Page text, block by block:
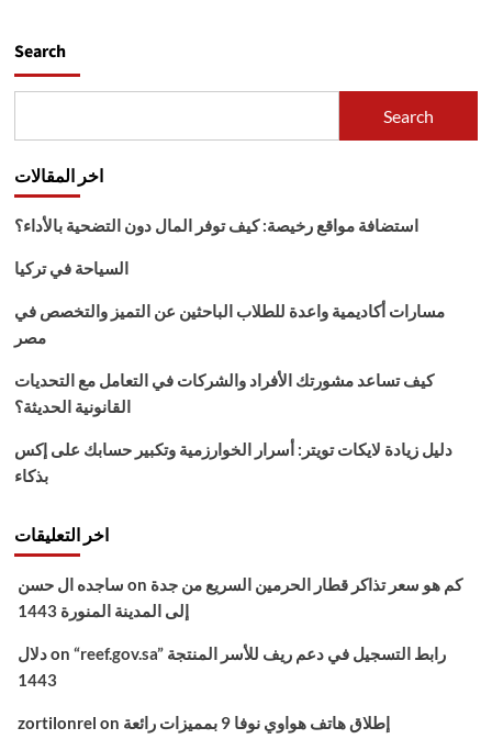
Search
Search
اخر المقالات
استضافة مواقع رخيصة: كيف توفر المال دون التضحية بالأداء؟
السياحة في تركيا
مسارات أكاديمية واعدة للطلاب الباحثين عن التميز والتخصص في
مصر
كيف تساعد مشورتك الأفراد والشركات في التعامل مع التحديات
القانونية الحديثة؟
دليل زيادة لايكات تويتر: أسرار الخوارزمية وتكبير حسابك على إكس
بذكاء
اخر التعليقات
ساجده ال حسن on كم هو سعر تذاكر قطار الحرمين السريع من جدة
إلى المدينة المنورة 1443
دلالon “reef.gov.sa” رابط التسجيل في دعم ريف للأسر المنتجة
1443
zortilonrel on إطلاق هاتف هواوي نوفا 9 بمميزات رائعة